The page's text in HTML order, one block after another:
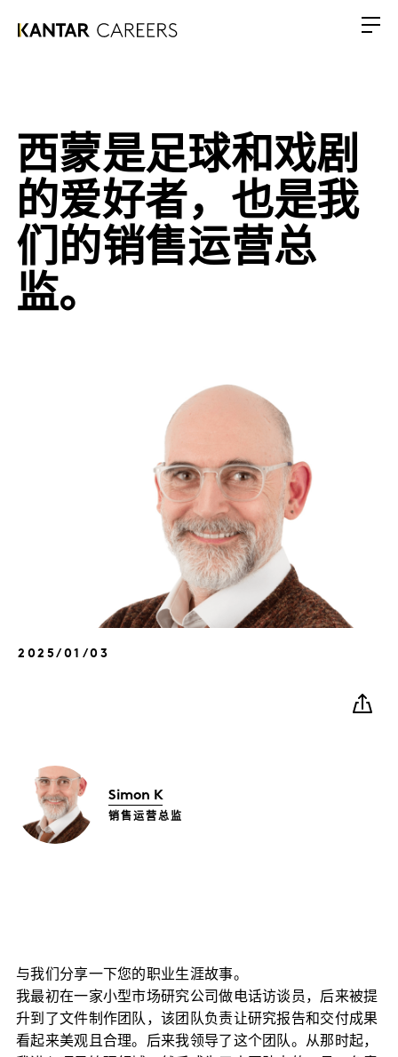
西蒙是足球和戏剧
的爱好者，也是我
们的销售运营总
监。
2025/01/03
Simon K
销售运营总监
与我们分享一下您的职业生涯故事。
我最初在一家小型市场研究公司做电话访谈员，后来被提
升到了文件制作团队，该团队负责让研究报告和交付成果
看起来美观且合理。后来我领导了这个团队。从那时起，